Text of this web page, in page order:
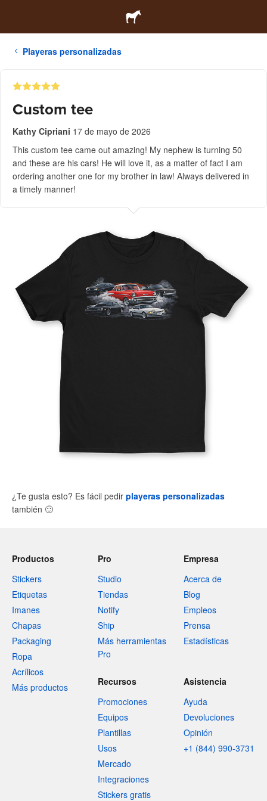
Playeras personalizadas
Custom tee
Kathy Cipriani 17 de mayo de 2026
This custom tee came out amazing! My nephew is turning 50
and these are his cars! He will love it, as a matter of fact I am
ordering another one for my brother in law! Always delivered in
a timely manner!
¿Te gusta esto? Es fácil pedir playeras personalizadas
también 🙂
Productos
Stickers
Etiquetas
Imanes
Chapas
Packaging
Ropa
Acrílicos
Más productos
Pro
Studio
Tiendas
Notify
Ship
Más herramientas
Pro
Empresa
Acerca de
Blog
Empleos
Prensa
Estadísticas
Recursos
Promociones
Equipos
Plantillas
Usos
Mercado
Integraciones
Stickers gratis
Asistencia
Ayuda
Devoluciones
Opinión
+1 (844) 990-3731